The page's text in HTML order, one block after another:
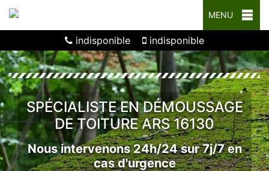
MENU
indisponible indisponible
SPÉCIALISTE EN DÉMOUSSAGE
DE TOITURE ARS 16130
Nous intervenons 24h/24 sur 7j/7 en
cas d'urgence